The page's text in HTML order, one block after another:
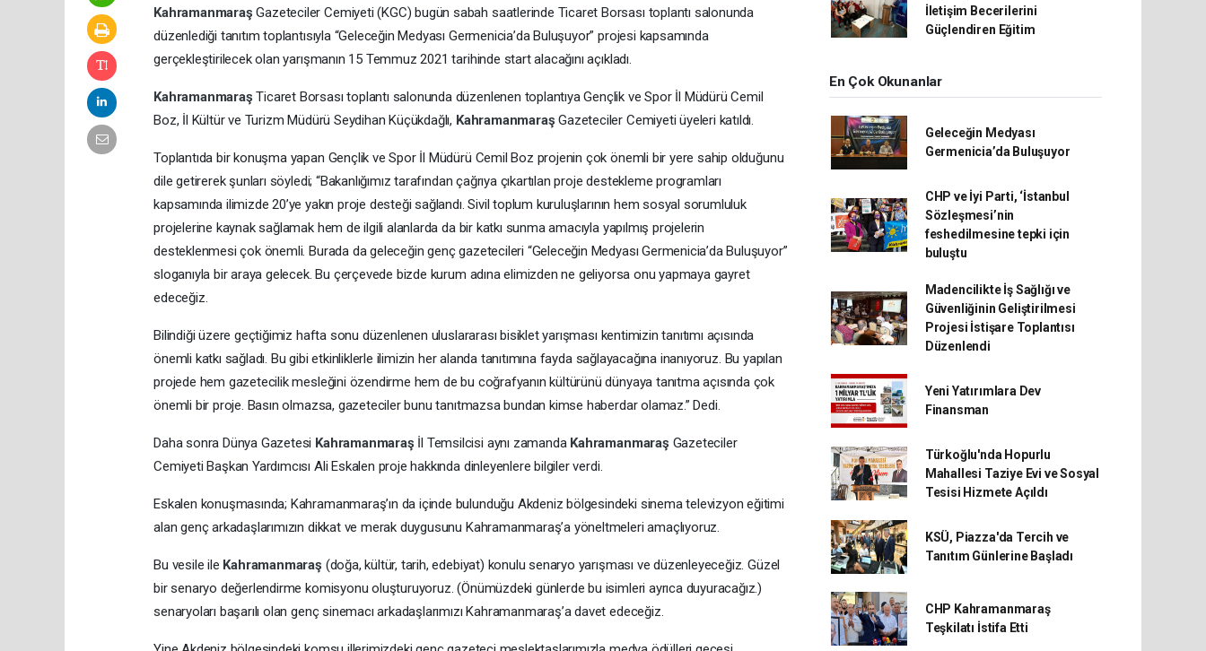
KahramanmaraşGazeteciler Cemiyeti (KGC) bugün sabah saatlerinde Ticaret Borsası toplantı salonunda
düzenlediği tanıtım toplantısıyla “Geleceğin Medyası Germenicia’da Buluşuyor” projesi kapsamında
gerçekleştirilecek olan yarışmanın 15 Temmuz 2021 tarihinde start alacağını açıkladı.
KahramanmaraşTicaret Borsası toplantı salonunda düzenlenen toplantıya Gençlik ve Spor İl Müdürü Cemil
Boz, İl Kültür ve Turizm Müdürü Seydihan Küçükdağlı, KahramanmaraşGazeteciler Cemiyeti üyeleri katıldı.
Toplantıda bir konuşma yapan Gençlik ve Spor İl Müdürü Cemil Boz projenin çok önemli bir yere sahip olduğunu
dile getirerek şunları söyledi; “Bakanlığımız tarafından çağrıya çıkartılan proje destekleme programları
kapsamında ilimizde 20’ye yakın proje desteği sağlandı. Sivil toplum kuruluşlarının hem sosyal sorumluluk
projelerine kaynak sağlamak hem de ilgili alanlarda da bir katkı sunma amacıyla yapılmış projelerin
desteklenmesi çok önemli. Burada da geleceğin genç gazetecileri “Geleceğin Medyası Germenicia’da Buluşuyor”
sloganıyla bir araya gelecek. Bu çerçevede bizde kurum adına elimizden ne geliyorsa onu yapmaya gayret
edeceğiz.
Bilindiği üzere geçtiğimiz hafta sonu düzenlenen uluslararası bisiklet yarışması kentimizin tanıtımı açısında
önemli katkı sağladı. Bu gibi etkinliklerle ilimizin her alanda tanıtımına fayda sağlayacağına inanıyoruz. Bu yapılan
projede hem gazetecilik mesleğini özendirme hem de bu coğrafyanın kültürünü dünyaya tanıtma açısında çok
önemli bir proje. Basın olmazsa, gazeteciler bunu tanıtmazsa bundan kimse haberdar olamaz.” Dedi.
Daha sonra Dünya Gazetesi Kahramanmaraş İl Temsilcisi aynı zamanda Kahramanmaraş Gazeteciler
Cemiyeti Başkan Yardımcısı Ali Eskalen proje hakkında dinleyenlere bilgiler verdi.
Eskalen konuşmasında; Kahramanmaraş’ın da içinde bulunduğu Akdeniz bölgesindeki sinema televizyon eğitimi
alan genç arkadaşlarımızın dikkat ve merak duygusunu Kahramanmaraş’a yöneltmeleri amaçlıyoruz.
Bu vesile ile Kahramanmaraş (doğa, kültür, tarih, edebiyat) konulu senaryo yarışması ve düzenleyeceğiz. Güzel
bir senaryo değerlendirme komisyonu oluşturuyoruz. (Önümüzdeki günlerde bu isimleri ayrıca duyuracağız.)
senaryoları başarılı olan genç sinemacı arkadaşlarımızı Kahramanmaraş’a davet edeceğiz.
İletişim Becerilerini
Güçlendiren Eğitim
En Çok Okunanlar
Geleceğin Medyası
Germenicia’da Buluşuyor
CHP ve İyi Parti, ‘İstanbul
Sözleşmesi’nin
feshedilmesine tepki için
buluştu
Madencilikte İş Sağlığı ve
Güvenliğinin Geliştirilmesi
Projesi İstişare Toplantısı
Düzenlendi
Yeni Yatırımlara Dev
Finansman
Türkoğlu'nda Hopurlu
Mahallesi Taziye Evi ve Sosyal
Tesisi Hizmete Açıldı
KSÜ, Piazza'da Tercih ve
Tanıtım Günlerine Başladı
CHP Kahramanmaraş
Teşkilatı İstifa Etti